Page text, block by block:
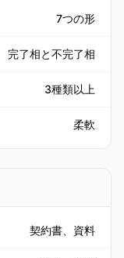
7つの形
完了相と不完了相
3種類以上
柔軟
契約書、資料